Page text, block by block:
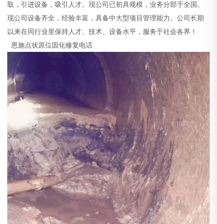
取，引进设备，吸引人才。现公司已初具规模，业务分部于全国。
现公司设备齐全，经验丰富，具备中大型项目管理能力。公司长期
以来在同行业里保持人才、技术、设备水平，服务于社会各界！
恩施点状原位固化修复电话